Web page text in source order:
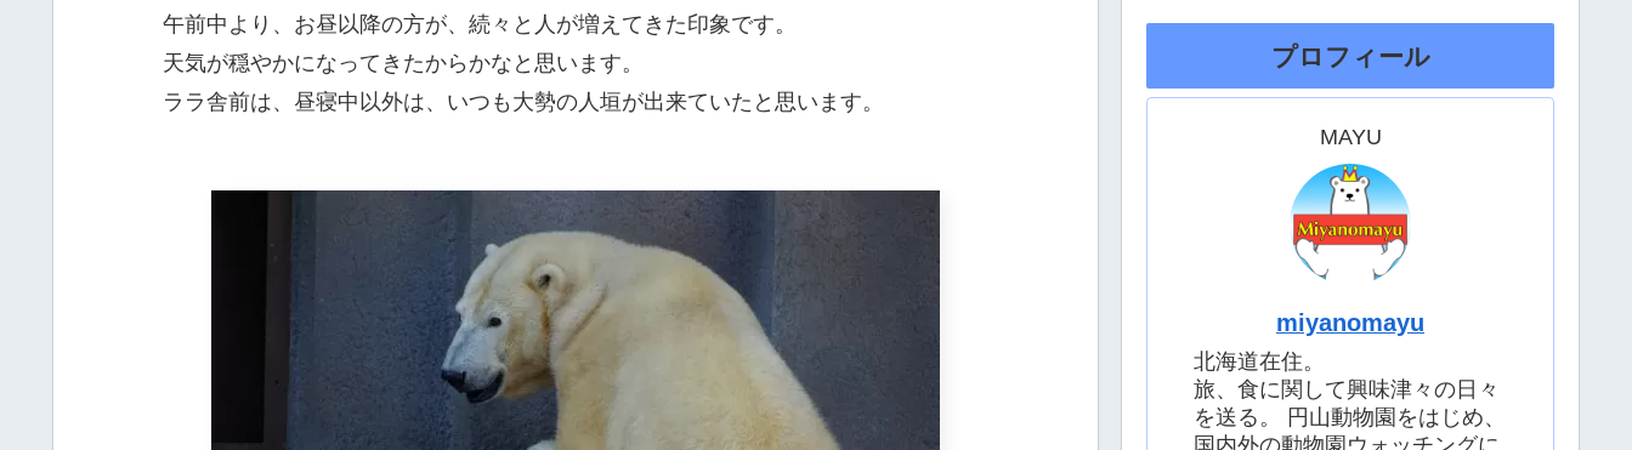
午前中より、お昼以降の方が、続々と人が増えてきた印象です。
天気が穏やかになってきたからかなと思います。
ララ舎前は、昼寝中以外は、いつも大勢の人垣が出来ていたと思います。
プロフィール
MAYU
miyanomayu
北海道在住。
旅、食に関して興味津々の日々
を送る。 円山動物園をはじめ、